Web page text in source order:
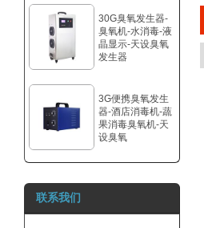
30G臭氧发生器-
臭氧机-水消毒-液
晶显示-天设臭氧
发生器
3G便携臭氧发生
器-酒店消毒机-蔬
果消毒臭氧机-天
设臭氧
800mg 臭氧发生
外接12V电池
联系我们